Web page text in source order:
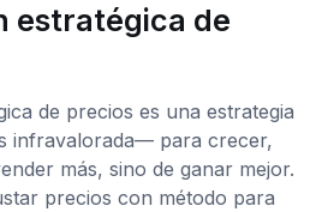
estratégica de
de precios es una estrategia
infravalorada— para crecer,
más, sino de ganar mejor.
precios con método para